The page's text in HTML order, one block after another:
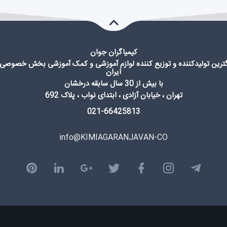
کیمیاگران جوان
تولیدکننده و توزیع کننده لوازم آموزشی و کمک آموزشی بخش
ایران
با بیش از 30 سال سابقه درخشان
تهران ، خیابان آزادی ، ابتدای نواب ، پلاک 692
021-66425813
info@KIMIAGARANJAVAN-CO